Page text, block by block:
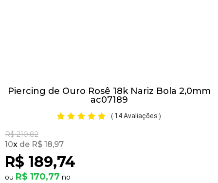
Piercing de Ouro Rosê 18k Nariz Bola 2,0mm
ac07189
( 14 Avaliações )
R$ 210,82
R$ 189,74
10x R$ 18,97
R$ 170,77
Pedras Preciosas
OFERTAS